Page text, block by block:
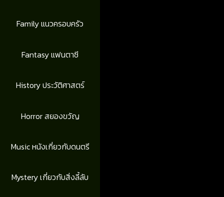
Family แนวครอบครัว
Fantasy แฟนตาซี
History ประวัติศาสตร์
Horror สยองขวัญ
Music หนังเกี่ยวกับดนตรี
Mystery เกี่ยวกับสิ่งลี้ลับ